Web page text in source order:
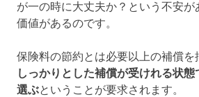
が一の時に大丈夫か？という不安が
価値があるのです。
保険料の節約とは必要以上の補償を
しっかりとした補償が受けれる状
選ぶということが要求されます。